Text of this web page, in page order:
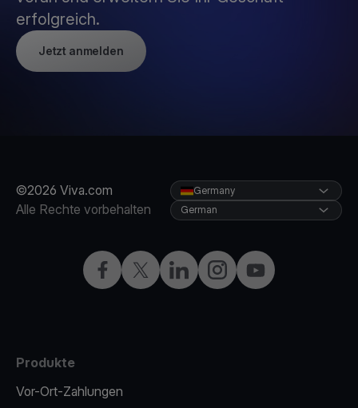
erfolgreich.
Jetzt anmelden
©2026 Viva.com
Alle Rechte vorbehalten
Facebook
X LinkedInInstagramYouTube
Germany
German
Produkte
Vor-Ort-Zahlungen